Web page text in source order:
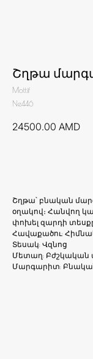
Շղթա
Mottif
Ne446
24500.00 AMD
Շղթա՝ բնական
օղակով։ Հանվող
փոխել զարդի
Հավաքածու:
Տեսակ: Վզնոց
Մետաղ: Բժշկական
Մարգարիտ: Բնական